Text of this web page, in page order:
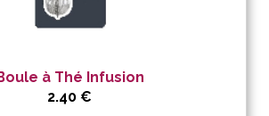
à Thé Infusion
2.40 €